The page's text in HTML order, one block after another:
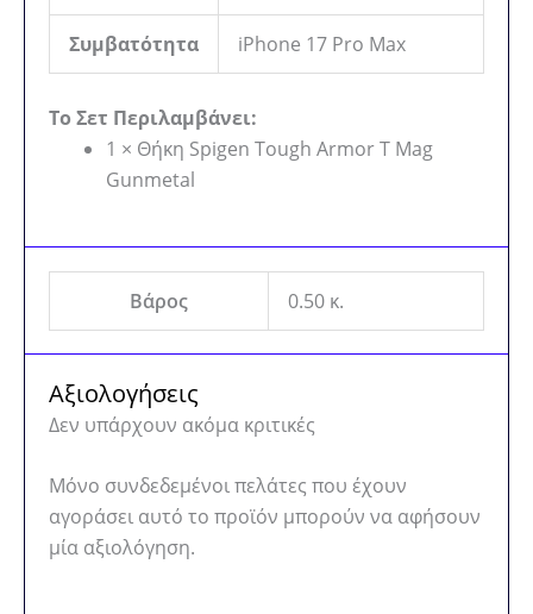
Συμβατότητα iPhone 17 Pro Max
Το Σετ Περιλαμβάνει:
1 × Θήκη Spigen Tough Armor T Mag
Gunmetal
Βάρος 0.50 κ.
Αξιολογήσεις
Δεν υπάρχουν ακόμα κριτικές
Μόνο συνδεδεμένοι πελάτες που έχουν
αγοράσει αυτό το προϊόν μπορούν να αφήσουν
μία αξιολόγηση.